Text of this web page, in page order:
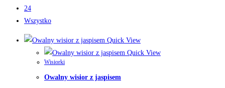
24
Wszystko
Quick View
Quick View
Wisiorki
Owalny wisior z jaspisem